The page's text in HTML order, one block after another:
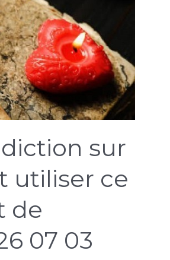
sur
utiliser ce
de
07 03